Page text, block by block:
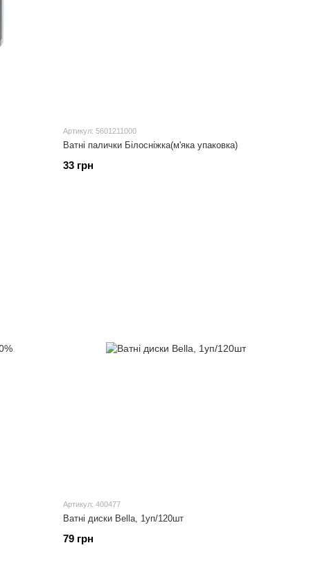
Артикул: 5601211000
Ватні палички Білосніжка(м'яка упаковка)
33 грн
Артикул: 400477
Ватні диски Bella, 1уп/120шт
79 грн